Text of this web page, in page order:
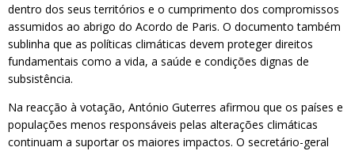
dentro dos seus territórios e o cumprimento dos compromissos
assumidos ao abrigo do Acordo de Paris. O documento também
sublinha que as políticas climáticas devem proteger direitos
fundamentais como a vida, a saúde e condições dignas de
subsistência.
Na reacção à votação, António Guterres afirmou que os países e
populações menos responsáveis pelas alterações climáticas
continuam a suportar os maiores impactos. O secretário-geral